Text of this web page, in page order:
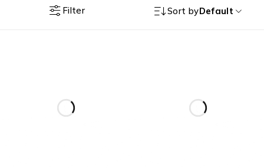
Filter Sort byDefault